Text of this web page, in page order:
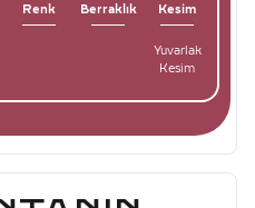
Renk Berraklık Kesim
Yuvarlak
Kesim